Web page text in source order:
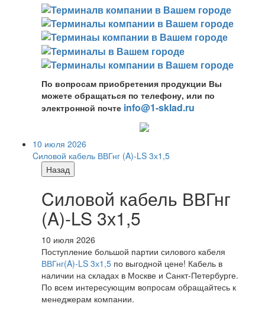
По вопросам приобретения продукции Вы
можете обращаться по телефону, или по
электронной почте info@1-sklad.ru
10 июля 2026
Cиловой кабель ВВГнг (A)-LS 3х1,5
Назад
Cиловой кабель ВВГнг
(A)-LS 3х1,5
10 июля 2026
Поступление большой партии силового кабеля
ВВГнг(A)-LS 3х1,5 по выгодной цене! Кабель в
наличии на складах в Москве и Санкт-Петербурге.
По всем интересующим вопросам обращайтесь к
менеджерам компании.